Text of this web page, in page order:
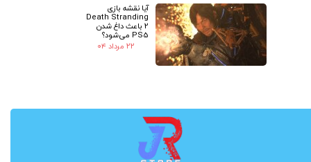
آیا نقشه بازی
Death Stranding
2 باعث داغ شدن
PS5 می‌شود؟
۲۲ مرداد ۰۴